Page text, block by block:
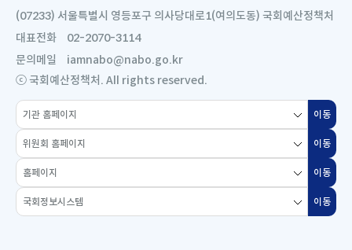
림
로
열
림
(07233) 서울특별시 영등포구 의사당대로1(여의도동) 국회예산정책처
대표전화
02-2070-3114
문의메일
iamnabo@nabo.go.kr
ⓒ 국회예산정책처. All rights reserved.
소
관
기
관
홈
페
이
이동
창
으
로
열
림
위
원
회
홈
페
이
이동
창
으
로
열
홈
페
이
지
이동
창
으
국
회
이동
창